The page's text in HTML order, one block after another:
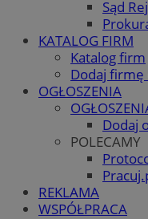
Sąd
KATALOG FIRM
Katalog firm
Dodaj firmę
OGŁOSZENIA
Dodaj
POLECAMY
REKLAMA
WSPÓŁPRACA